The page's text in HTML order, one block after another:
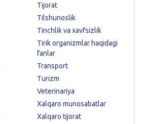
Tijorat
Tilshunoslik
Tinchlik va xavfsizlik
Tirik organizmlar haqidagi
fanlar
Transport
Turizm
Veterinariya
Xalqaro munosabatlar
Xalqaro tijorat